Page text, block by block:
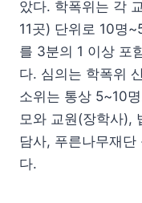
았다. 학폭위는 각
11곳) 단위로 10명
를 3분의 1 이상 포
다. 심의는 학폭위
소위는 통상 5~10
모와 교원(장학사),
담사, 푸른나무재
다.